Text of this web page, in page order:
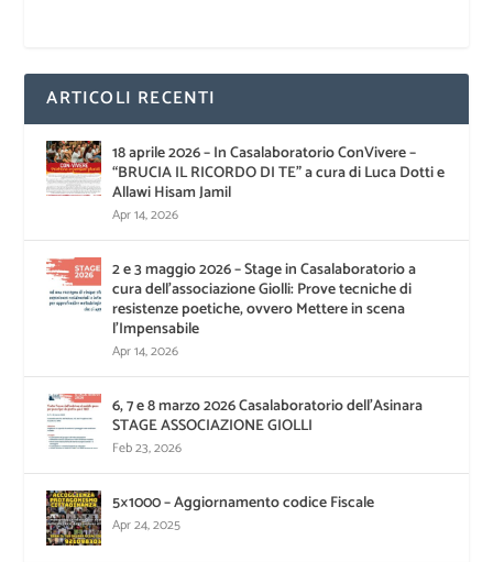
ARTICOLI RECENTI
18 aprile 2026 – In Casalaboratorio ConVivere –
“BRUCIA IL RICORDO DI TE” a cura di Luca Dotti e
Allawi Hisam Jamil
Apr 14, 2026
2 e 3 maggio 2026 – Stage in Casalaboratorio a
cura dell’associazione Giolli: Prove tecniche di
resistenze poetiche, ovvero Mettere in scena
l’Impensabile
Apr 14, 2026
6, 7 e 8 marzo 2026 Casalaboratorio dell’Asinara
STAGE ASSOCIAZIONE GIOLLI
Feb 23, 2026
5×1000 – Aggiornamento codice Fiscale
Apr 24, 2025